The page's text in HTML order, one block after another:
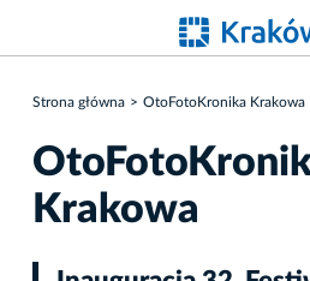
Strona główna OtoFotoKronika Krakowa
Krakowa